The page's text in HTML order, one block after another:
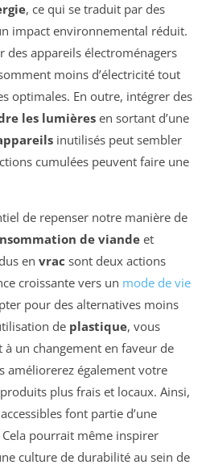
, ce qui se traduit par des
impact environnemental réduit.
des appareils électroménagers
moins d’électricité tout
optimales. En outre, intégrer des
les lumièresen sortant d’une
inutilisés peut sembler
cumulées peuvent faire une
de repenser notre manière de
de viande et
en vrac sont deux actions
croissante vers un mode de vie
pour des alternatives moins
de plastique, vous
un changement en faveur de
améliorerez également votre
plus frais et locaux. Ainsi,
font partie d’une
pourrait même inspirer
culture de durabilité au sein de